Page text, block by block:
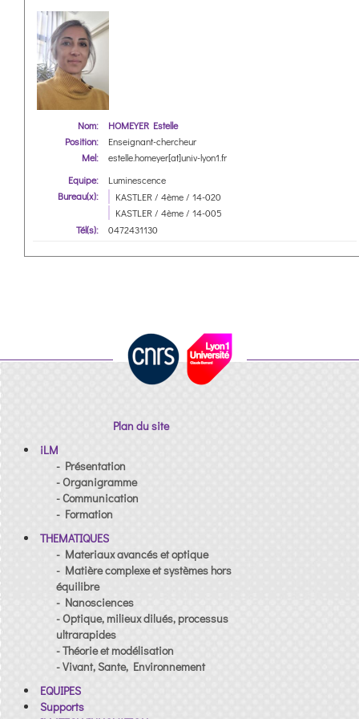
Nom:
HOMEYER Estelle
Position:
Enseignant-chercheur
Mel:
estelle.homeyer[at]univ-lyon1.fr
Equipe:
Luminescence
Bureau(x):
KASTLER / 4ème / 14-020
KASTLER / 4ème / 14-005
Tél(s):
0472431130
Plan du site
iLM
- Présentation
- Organigramme
- Communication
- Formation
THEMATIQUES
- Materiaux avancés et optique
- Matière complexe et systèmes hors
équilibre
- Nanosciences
- Optique, milieux dilués, processus
ultrarapides
- Théorie et modélisation
- Vivant, Sante, Environnement
EQUIPES
Supports